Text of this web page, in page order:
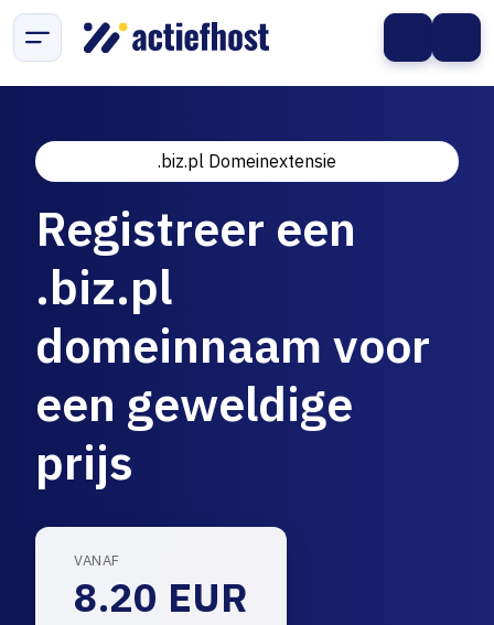
.biz.pl Domeinextensie
Registreer een
.biz.pl
domeinnaam voor
een geweldige
prijs
VANAF
8.20 EUR